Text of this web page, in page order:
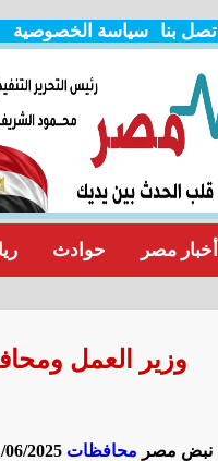
اتصل بنا سياسة الخصوصية
حوادث أخبار مصر
وزير العمل
نبض مصر محافظات06/2025